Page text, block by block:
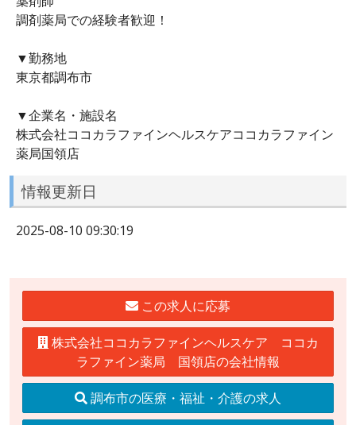
調剤薬局での経験者歓迎！
▼勤務地
東京都調布市
▼企業名・施設名
株式会社ココカラファインヘルスケアココカラファイン
薬局国領店
情報更新日
2025-08-10 09:30:19
この求人に応募
株式会社ココカラファインヘルスケア ココカ
ラファイン薬局 国領店の会社情報
調布市の医療・福祉・介護の求人